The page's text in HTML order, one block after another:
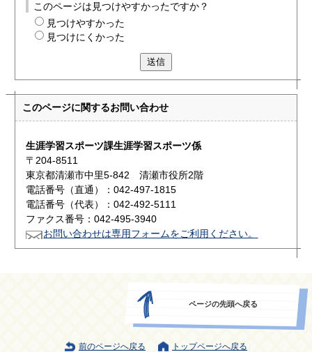
このページは見つけやすかったですか？
見つけやすかった
見つけにくかった
送信
このページに関するお問い合わせ
生涯学習スポーツ課生涯学習スポーツ係
〒204-8511
東京都清瀬市中里5-842 清瀬市役所2階
電話番号（直通）：042-497-1815
電話番号（代表）：042-492-5111
ファクス番号：042-495-3940
お問い合わせは専用フォームをご利用ください。
ページの先頭へ戻る
前のページへ戻る トップページへ戻る